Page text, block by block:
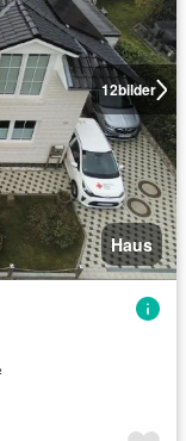
12bilder
Haus